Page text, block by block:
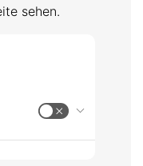
sehen.